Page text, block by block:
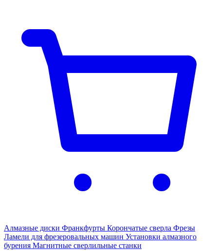
Алмазные диски Франкфурты Корончатые сверла Фрезы
Ламели для фрезеровальных машин Установки алмазного
бурения Магнитные сверлильные станки